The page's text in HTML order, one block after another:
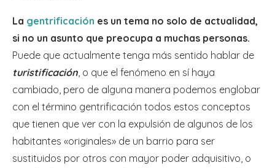
La gentrificación es un tema no solo de actualidad,
si no un asunto que preocupa a muchas personas.
Puede que actualmente tenga más sentido hablar de
turistificación , o que el fenómeno en sí haya
cambiado, pero de alguna manera podemos englobar
con el término gentrificación todos estos conceptos
que tienen que ver con la expulsión de algunos de los
habitantes «originales» de un barrio para ser
sustituidos por otros con mayor poder adquisitivo, o